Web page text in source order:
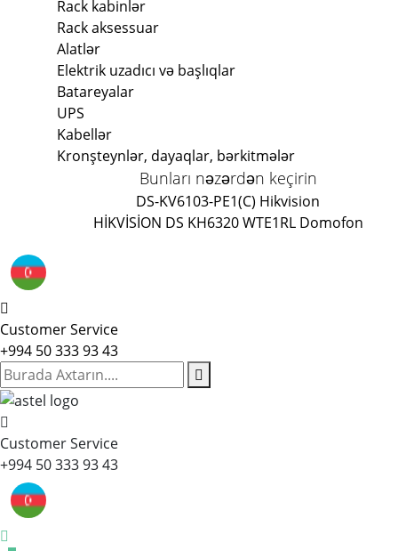
Rack kabinlər
Rack aksessuar
Alatlər
Elektrik uzadıcı və başlıqlar
Batareyalar
UPS
Kabellər
Kronşteynlər, dayaqlar, bərkitmələr
Bunları nəzərdən keçirin
DS-KV6103-PE1(C) Hikvision
HİKVİSİON DS KH6320 WTE1RL Domofon
Customer Service
+994 50 333 93 43
Customer Service
+994 50 333 93 43